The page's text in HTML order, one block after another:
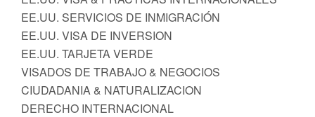
EE.UU. SERVICIOS DE INMIGRACIÓN
EE.UU. VISA DE INVERSION
EE.UU. TARJETA VERDE
VISADOS DE TRABAJO & NEGOCIOS
CIUDADANIA & NATURALIZACION
DERECHO INTERNACIONAL